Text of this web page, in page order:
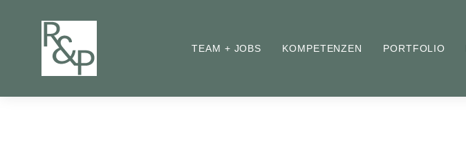
TEAM + JOBS KOMPETENZEN PORTFOLIO